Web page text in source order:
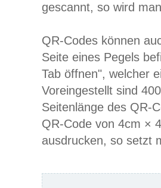
gescannt, so wird
QR-Codes können
Seite eines Pegels
Tab öffnen", welcher
Voreingestellt sind
Seitenlänge des QR-
QR-Code von 4cm ×
ausdrucken, so setzt